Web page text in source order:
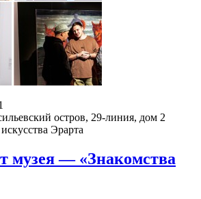
остров, 29-линия, дом 2
Эрарта
музея — «Знакомства